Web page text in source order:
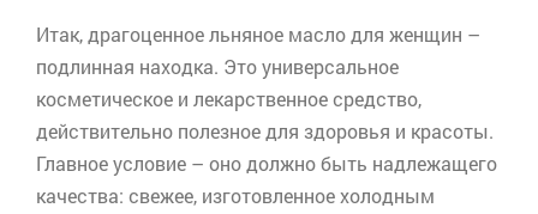
Итак, драгоценное льняное масло для женщин –
подлинная находка. Это универсальное
косметическое и лекарственное средство,
действительно полезное для здоровья и красоты.
Главное условие – оно должно быть надлежащего
качества: свежее, изготовленное холодным